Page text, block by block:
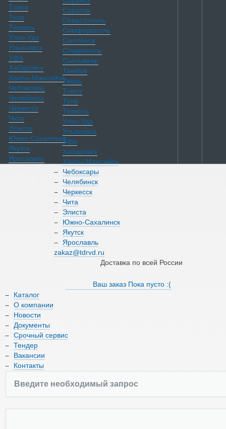
Томск
Тула
Тюмень
Улан-Удэ
Ульяновск
Уфа
Хабаровск
Ханты-Мансийск
Чебоксары
Челябинск
Черкесск
Чита
Элиста
Южно-Сахалинск
Якутск
Ярославль
О компании
Документы
Тендер
Вакансии
Контакты
8 (800) 550-66-17
Доставка по всей России
Саратов
Севастополь
Симферополь
Смоленск
Ставрополь
Сыктывкар
Тамбов
Тверь
Томск
Тула
Тюмень
Улан-Удэ
Ульяновск
Уфа
Хабаровск
Ханты-Мансийск
Чебоксары
Челябинск
Черкесск
Чита
Элиста
Южно-Сахалинск
Якутск
Ярославль
zakaz@tdrvd.ru
Доставка по всей России
Ваш заказ Пока пусто :(
Каталог
О компании
Новости
Документы
Срочный сервис
Тендер
Вакансии
Контакты